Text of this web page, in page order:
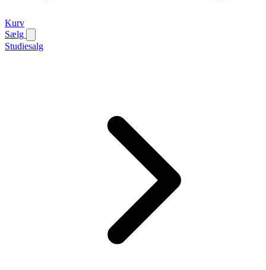
Kurv
Sælg
Studiesalg